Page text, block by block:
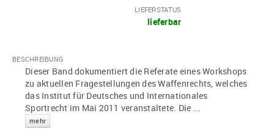
LIEFERSTATUS
lieferbar
BESCHREIBUNG
Dieser Band dokumentiert die Referate eines Workshops
zu aktuellen Fragestellungen des Waffenrechts, welches
das Institut für Deutsches und Internationales
Sportrecht im Mai 2011 veranstaltete. Die ...
mehr